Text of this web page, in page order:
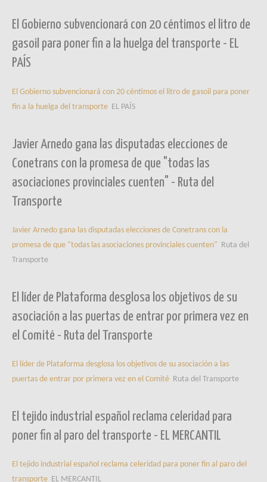
El Gobierno subvencionará con 20 céntimos el litro de
gasoil para poner fin a la huelga del transporte - EL
PAÍS
El Gobierno subvencionará con 20 céntimos el litro de gasoil para poner
fin a la huelga del transporte EL PAÍS
Javier Arnedo gana las disputadas elecciones de
Conetrans con la promesa de que "todas las
asociaciones provinciales cuenten" - Ruta del
Transporte
Javier Arnedo gana las disputadas elecciones de Conetrans con la
promesa de que "todas las asociaciones provinciales cuenten" Ruta del
Transporte
El líder de Plataforma desglosa los objetivos de su
asociación a las puertas de entrar por primera vez en
el Comité - Ruta del Transporte
El líder de Plataforma desglosa los objetivos de su asociación a las
puertas de entrar por primera vez en el Comité Ruta del Transporte
El tejido industrial español reclama celeridad para
poner fin al paro del transporte - EL MERCANTIL
El tejido industrial español reclama celeridad para poner fin al paro del
transporte EL MERCANTIL